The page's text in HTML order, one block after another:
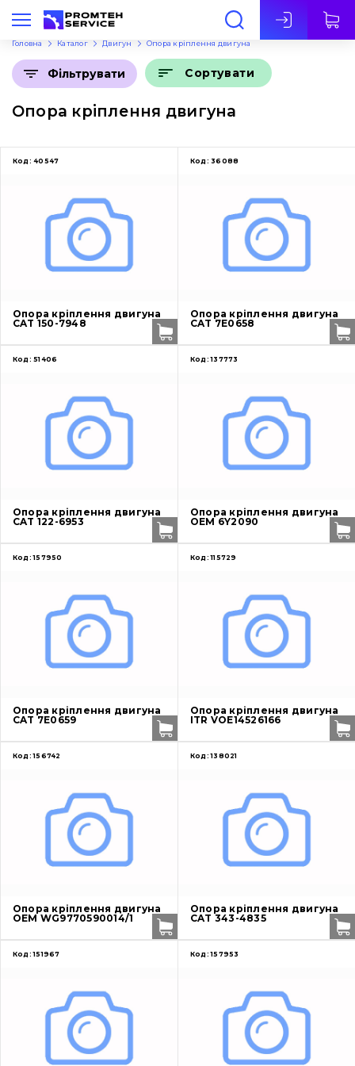
Укр
Головна Каталог Двигун Опора кріплення двигуна
Опора кріплення двигуна
Фільтрувати Сортувати
Код: 40547
Опора кріплення двигуна
CAT 150-7948
Код: 36088
Опора кріплення двигуна
CAT 7E0658
Код: 51406
Опора кріплення двигуна
CAT 122-6953
Код: 137773
Опора кріплення двигуна
OEM 6Y2090
Код: 157950
Опора кріплення двигуна
CAT 7E0659
Код: 115729
Опора кріплення двигуна
ITR VOE14526166
Код: 156742
Опора кріплення двигуна
OEM WG9770590014/1
Код: 138021
Опора кріплення двигуна
CAT 343-4835
Код: 151967 Код: 157953